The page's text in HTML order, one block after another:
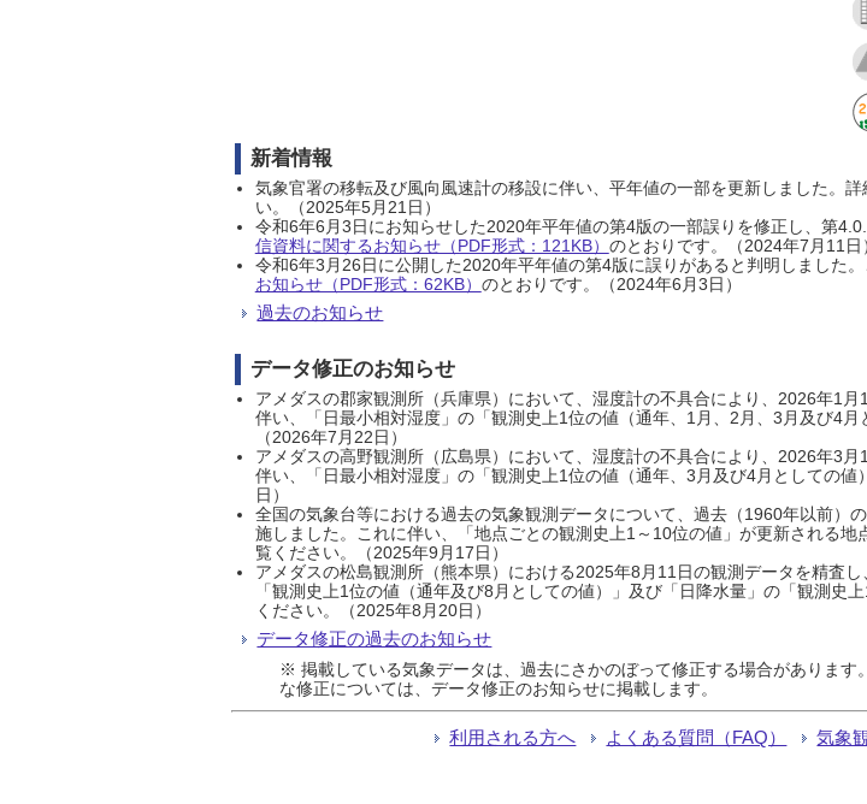
新着情報
気象官署の移転及び風向風速計の移設に伴い、平年値の一部を更新しました。詳
い。（2025年5月21日）
令和6年6月3日にお知らせした2020年平年値の第4版の一部誤りを修正し、第
信資料に関するお知らせ（PDF形式：121KB） のとおりです。（2024年7月11日
令和6年3月26日に公開した2020年平年値の第4版に誤りがあると判明しました
お知らせ（PDF形式：62KB） のとおりです。（2024年6月3日）
過去のお知らせ
データ修正のお知らせ
アメダスの郡家観測所（兵庫県）において、湿度計の不具合により、2026年1
伴い、「日最小相対湿度」の「観測史上1位の値（通年、1月、2月、3月及び4
（2026年7月22日）
アメダスの高野観測所（広島県）において、湿度計の不具合により、2026年3
伴い、「日最小相対湿度」の「観測史上1位の値（通年、3月及び4月としての
日）
全国の気象台等における過去の気象観測データについて、過去（1960年以前）
施しました。これに伴い、「地点ごとの観測史上1～10位の値」が更新される地
覧ください。（2025年9月17日）
アメダスの松島観測所（熊本県）における2025年8月11日の観測データを精査
「観測史上1位の値（通年及び8月としての値）」及び「日降水量」の「観測
ください。（2025年8月20日）
データ修正の過去のお知らせ
※ 掲載している気象データは、過去にさかのぼって修正する場合がありま
な修正については、データ修正のお知らせに掲載します。
利用される方へ よくある質問（FAQ） 気象